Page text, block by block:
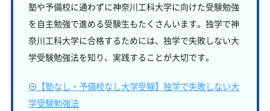
塾や予備校に通わずに神奈川工科大学に向けた受験勉強
を自主勉強で進める受験生もたくさんいます。独学で神
奈川工科大学に合格するためには、独学で失敗しない大
学受験勉強法を知り、実践することが大切です。
【塾なし・予備校なし大学受験】独学で失敗しない大
学受験勉強法